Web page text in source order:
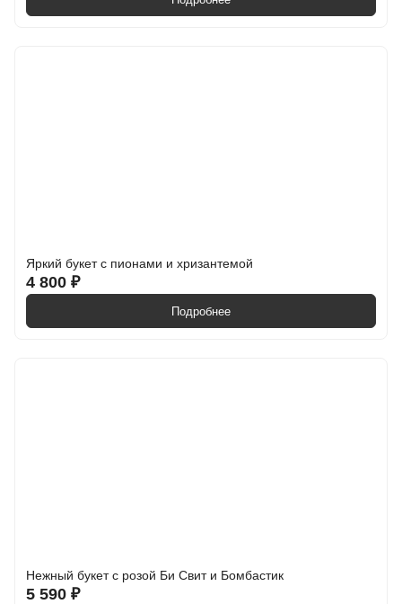
Яркий букет с пионами и хризантемой
4 800 ₽
Подробнее
Нежный букет с розой Би Свит и Бомбастик
5 590 ₽